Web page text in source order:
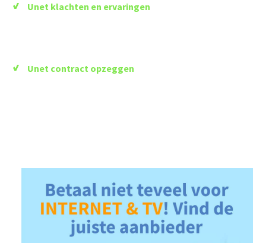
Unet klachten en ervaringen
Unet contract opzeggen